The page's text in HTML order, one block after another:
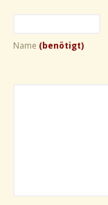
Name (benötigt)